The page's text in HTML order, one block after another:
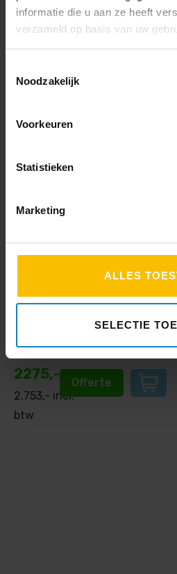
informatie die u aan ze heeft
verzameld op basis van uw
Noodzakelijk
Voorkeuren
Statistieken
Marketing
ALLES
SELECTIE
3099,-
3.750,- incl.
btw
Offerte
MAXHUB XBar V50
MTR MDEP Videobar
Videoconferentie platform:
Camera,
Merk:MAXHUB
2275,-
2.753,- incl.
btw
Offerte